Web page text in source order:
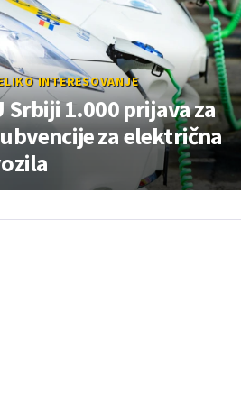
INTERESOVANJE
Srbiji 1.000 prijava za
za električna